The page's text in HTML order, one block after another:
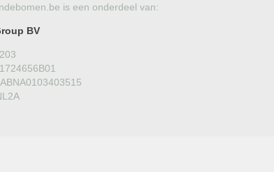
is een onderdeel van:
BV